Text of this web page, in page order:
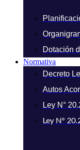
Dotación
Normativa
Decreto
Autos
Ley N°
Ley N°